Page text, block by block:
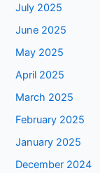
July 2025
June 2025
May 2025
April 2025
March 2025
February 2025
January 2025
December 2024